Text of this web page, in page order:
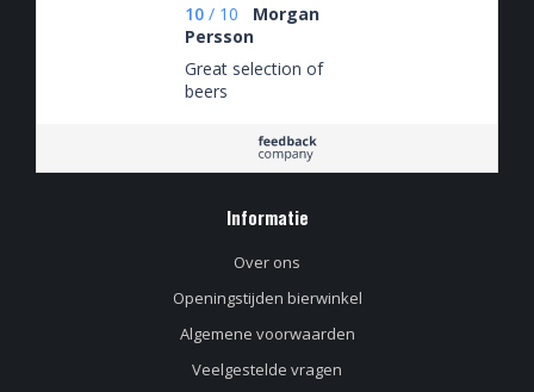
10 / 10
Morgan
Persson
Great selection of
beers
Informatie
Over ons
Openingstijden bierwinkel
Algemene voorwaarden
Veelgestelde vragen